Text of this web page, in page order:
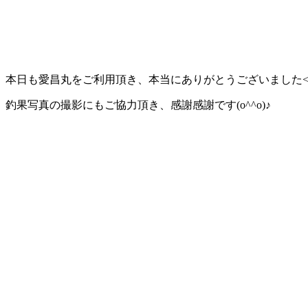
本日も愛昌丸をご利用頂き、本当にありがとうございました
釣果写真の撮影にもご協力頂き、感謝感謝です(o^^o)♪